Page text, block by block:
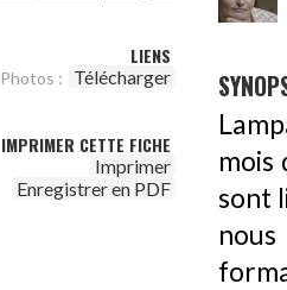
LIENS
Photos : Télécharger
IMPRIMER CETTE FICHE
Imprimer
Enregistrer en PDF
mois
sont